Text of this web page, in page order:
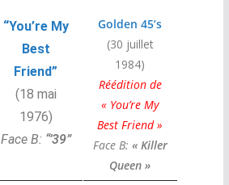
“You’re My
Best
Friend”
(18 mai
1976)
Face B: “’39”
Golden 45’s
(30 juillet
1984)
Réédition de
« You’re My
Best Friend »
Face B: « Killer
Queen »